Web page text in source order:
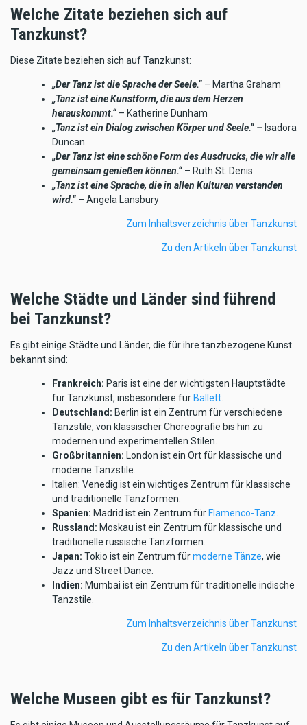
Welche Zitate beziehen sich auf
Tanzkunst?
Diese Zitate beziehen sich auf Tanzkunst:
„Der Tanz ist die Sprache der Seele.“ – Martha Graham
„Tanz ist eine Kunstform, die aus dem Herzen
herauskommt.“ – Katherine Dunham
„Tanz ist ein Dialog zwischen Körper und Seele.“ – Isadora
Duncan
„Der Tanz ist eine schöne Form des Ausdrucks, die wir alle
gemeinsam genießen können.“ – Ruth St. Denis
„Tanz ist eine Sprache, die in allen Kulturen verstanden
wird.“ – Angela Lansbury
Zum Inhaltsverzeichnis über Tanzkunst
Zu den Artikeln über Tanzkunst
Welche Städte und Länder sind führend
bei Tanzkunst?
Es gibt einige Städte und Länder, die für ihre tanzbezogene Kunst
bekannt sind:
Frankreich: Paris ist eine der wichtigsten Hauptstädte
für Tanzkunst, insbesondere für Ballett
Deutschland: Berlin ist ein Zentrum für verschiedene
Tanzstile, von klassischer Choreografie bis hin zu
modernen und experimentellen Stilen.
Großbritannien: London ist ein Ort für klassische und
moderne Tanzstile.
Italien: Venedig ist ein wichtiges Zentrum für klassische
und traditionelle Tanzformen.
Spanien: Madrid ist ein Zentrum für Flamenco-Tanz
Russland: Moskau ist ein Zentrum für klassische und
traditionelle russische Tanzformen.
Japan: Tokio ist ein Zentrum fürmoderne Tänze, wie
Jazz und Street Dance.
Indien: Mumbai ist ein Zentrum für traditionelle indische
Tanzstile.
Zum Inhaltsverzeichnis über Tanzkunst
Zu den Artikeln über Tanzkunst
Welche Museen gibt es für Tanzkunst?